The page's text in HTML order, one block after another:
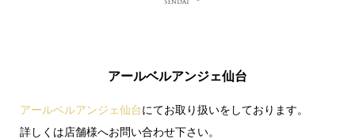
アールベルアンジェ仙台
アールベルアンジェ仙台にてお取り扱いをしております。
詳しくは店舗様へお問い合わせ下さい。